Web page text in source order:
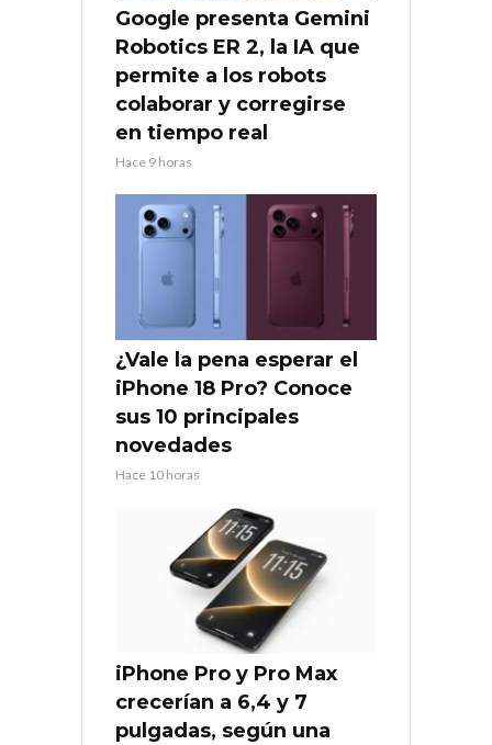
Google presenta Gemini
Robotics ER 2, la IA que
permite a los robots
colaborar y corregirse
en tiempo real
Hace 9 horas
¿Vale la pena esperar el
iPhone 18 Pro? Conoce
sus 10 principales
novedades
Hace 10 horas
iPhone Pro y Pro Max
crecerían a 6,4 y 7
pulgadas, según una